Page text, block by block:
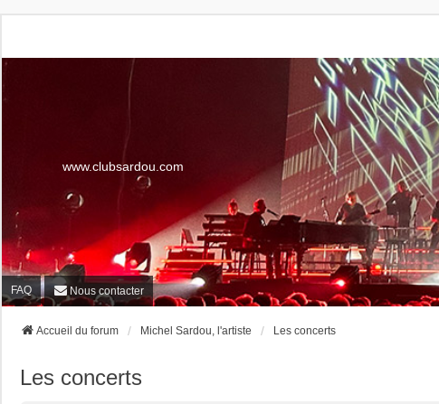
www.clubsardou.com
FAQ Nous contacter
Accueil du forum Michel Sardou, l'artiste Les concerts
Les concerts